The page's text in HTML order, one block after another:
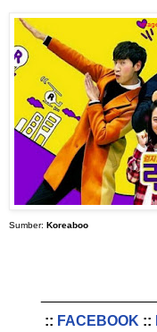
Sumber: Koreaboo
:: FACEBOOK ::